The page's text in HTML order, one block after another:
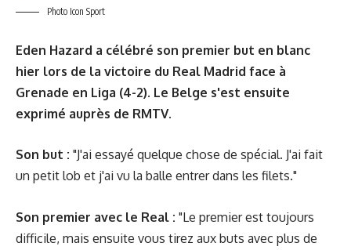
Photo Icon Sport
Eden Hazard a célébré son premier but en blanc
hier lors de la victoire du Real Madrid face à
Grenade en Liga (4-2). Le Belge s'est ensuite
exprimé auprès de RMTV.
Son but : "J'ai essayé quelque chose de spécial. J'ai fait
un petit lob et j'ai vu la balle entrer dans les filets."
Son premier avec le Real : "Le premier est toujours
difficile, mais ensuite vous tirez aux buts avec plus de